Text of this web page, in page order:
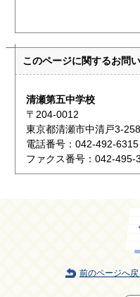
このページに関するお問
清瀬第五中学校
〒204-0012
東京都清瀬市中清戸3-
電話番号：042-492-6315
ファクス番号：042-495-
前のページへ戻